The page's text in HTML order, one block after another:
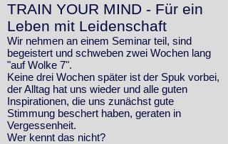
TRAIN YOUR MIND - Für ein
Leben mit Leidenschaft
Wir nehmen an einem Seminar teil, sind
begeistert und schweben zwei Wochen lang
"auf Wolke 7".
Keine drei Wochen später ist der Spuk vorbei,
der Alltag hat uns wieder und alle guten
Inspirationen, die uns zunächst gute
Stimmung beschert haben, geraten in
Vergessenheit.
Wer kennt das nicht?